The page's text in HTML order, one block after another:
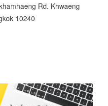
Rd. Khwaeng
10240